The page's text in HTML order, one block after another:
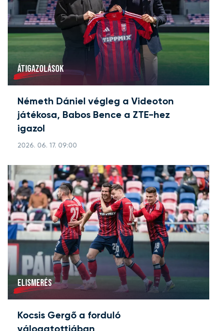
ÁTIGAZOLÁSOK
Németh Dániel végleg a Videoton
játékosa, Babos Bence a ZTE-hez
igazol
2026. 06. 17. 09:00
ELISMERÉS
Kocsis Gergő a forduló